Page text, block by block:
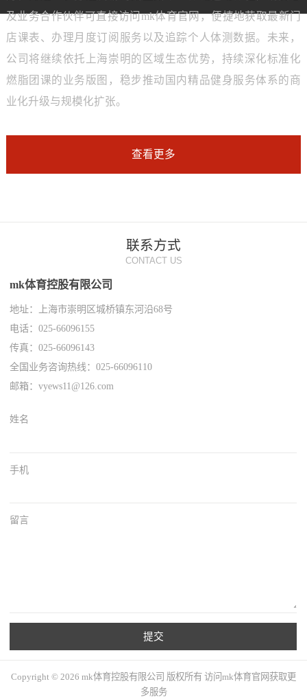
及业务合作伙伴可直接访问mk体育官网，便捷地获取最新门
店课表、办理月度订阅服务以及追踪个人体测数据。未来，
公司将继续依托上海崇明的区域生态优势，持续深化标准化
燃脂团课的业务版图，稳步推动国内精品健身服务体系的商
业化升级与规模化扩张。
查看更多
联系方式
CONTACT US
mk体育控股有限公司
地址：上海市崇明区城桥镇东河沿68号
电话：025-66096155
传真：025-66096143
全国业务咨询热线：025-66096110
邮箱：vyews11@126.com
姓名
手机
留言
提交
Copyright © 2026 mk体育控股有限公司 版权所有 访问mk体育官网获取更
多服务